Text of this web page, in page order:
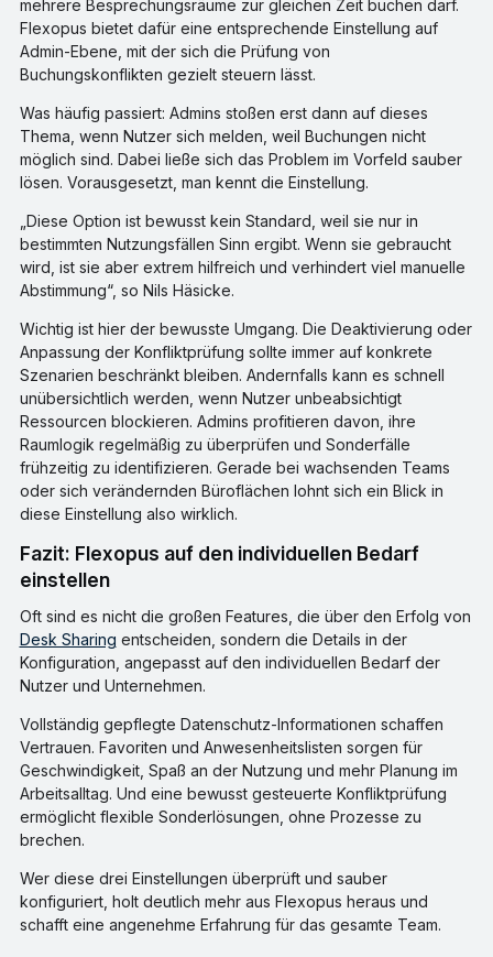
mehrere Besprechungsräume zur gleichen Zeit buchen darf.
Flexopus bietet dafür eine entsprechende Einstellung auf
Admin-Ebene, mit der sich die Prüfung von
Buchungskonflikten gezielt steuern lässt.
Was häufig passiert: Admins stoßen erst dann auf dieses
Thema, wenn Nutzer sich melden, weil Buchungen nicht
möglich sind. Dabei ließe sich das Problem im Vorfeld sauber
lösen. Vorausgesetzt, man kennt die Einstellung.
„Diese Option ist bewusst kein Standard, weil sie nur in
bestimmten Nutzungsfällen Sinn ergibt. Wenn sie gebraucht
wird, ist sie aber extrem hilfreich und verhindert viel manuelle
Abstimmung“, so Nils Häsicke.
Wichtig ist hier der bewusste Umgang. Die Deaktivierung oder
Anpassung der Konfliktprüfung sollte immer auf konkrete
Szenarien beschränkt bleiben. Andernfalls kann es schnell
unübersichtlich werden, wenn Nutzer unbeabsichtigt
Ressourcen blockieren. Admins profitieren davon, ihre
Raumlogik regelmäßig zu überprüfen und Sonderfälle
frühzeitig zu identifizieren. Gerade bei wachsenden Teams
oder sich verändernden Büroflächen lohnt sich ein Blick in
diese Einstellung also wirklich.
Fazit: Flexopus auf den individuellen Bedarf
einstellen
Oft sind es nicht die großen Features, die über den Erfolg von
Desk Sharing entscheiden, sondern die Details in der
Konfiguration, angepasst auf den individuellen Bedarf der
Nutzer und Unternehmen.
Vollständig gepflegte Datenschutz-Informationen schaffen
Vertrauen. Favoriten und Anwesenheitslisten sorgen für
Geschwindigkeit, Spaß an der Nutzung und mehr Planung im
Arbeitsalltag. Und eine bewusst gesteuerte Konfliktprüfung
ermöglicht flexible Sonderlösungen, ohne Prozesse zu
brechen.
Wer diese drei Einstellungen überprüft und sauber
konfiguriert, holt deutlich mehr aus Flexopus heraus und
schafft eine angenehme Erfahrung für das gesamte Team.